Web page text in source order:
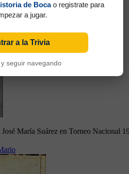
María Suárez en Torneo Nacional
de Bocao registrate para
a jugar.
a la Trivia
seguir navegando